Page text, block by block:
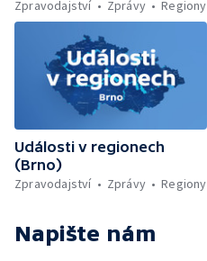
Zpravodajství
Zprávy Regiony
Události v regionech
(Brno)
Zpravodajství
Zprávy Regiony
Napište nám